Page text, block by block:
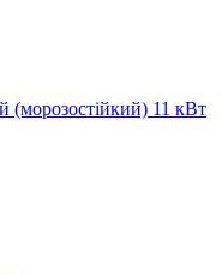
11 кВт